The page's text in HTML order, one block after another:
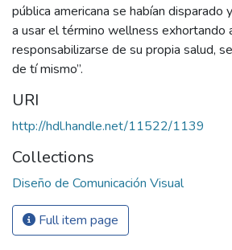
pública americana se habían disparado
a usar el término wellness exhortando
responsabilizarse de su propia salud,
de tí mismo”.
URI
http://hdl.handle.net/11522/1139
Collections
Diseño de Comunicación Visual
Full item page